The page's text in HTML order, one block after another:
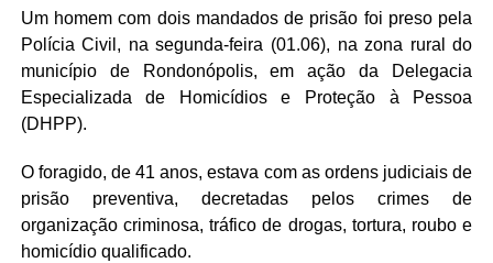
Um homem com dois mandados de prisão foi preso pela
Polícia Civil, na segunda-feira (01.06), na zona rural do
município de Rondonópolis, em ação da Delegacia
Especializada de Homicídios e Proteção à Pessoa
(DHPP).
O foragido, de 41 anos, estava com as ordens judiciais de
prisão preventiva, decretadas pelos crimes de
organização criminosa, tráfico de drogas, tortura, roubo e
homicídio qualificado.